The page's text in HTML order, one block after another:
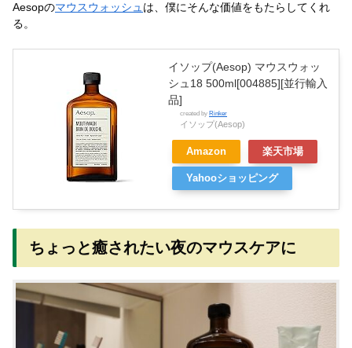
Aesopのマウスウォッシュ は、僕にそんな価値をもたらしてくれ
る。
イソップ(Aesop) マウスウォッ
シュ18 500ml[004885][並行輸入
品]
created by Rinker
イソップ(Aesop)
Amazon 楽天市場
Yahooショッピング
ちょっと癒されたい夜のマウスケアに